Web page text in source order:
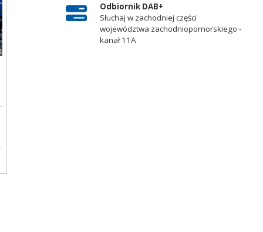
Odbiornik DAB+
Słuchaj w zachodniej części
województwa zachodniopomorskiego -
kanał 11A